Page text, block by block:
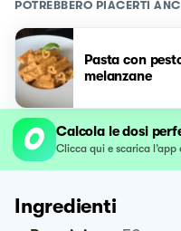
POTREBBERO PIACERTI
Pasta con
melanzane
Calcola le dosi
Clicca qui e scarica l’app
Ingredienti